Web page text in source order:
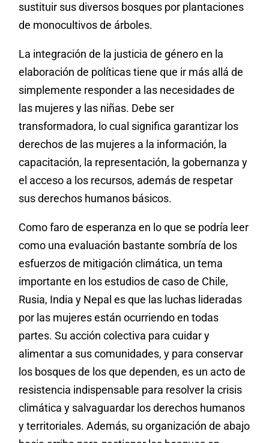
sustituir sus diversos bosques por plantaciones
de monocultivos de árboles.
La integración de la justicia de género en la
elaboración de políticas tiene que ir más allá de
simplemente responder a las necesidades de
las mujeres y las niñas. Debe ser
transformadora, lo cual significa garantizar los
derechos de las mujeres a la información, la
capacitación, la representación, la gobernanza y
el acceso a los recursos, además de respetar
sus derechos humanos básicos.
Como faro de esperanza en lo que se podría leer
como una evaluación bastante sombría de los
esfuerzos de mitigación climática, un tema
importante en los estudios de caso de Chile,
Rusia, India y Nepal es que las luchas lideradas
por las mujeres están ocurriendo en todas
partes. Su acción colectiva para cuidar y
alimentar a sus comunidades, y para conservar
los bosques de los que dependen, es un acto de
resistencia indispensable para resolver la crisis
climática y salvaguardar los derechos humanos
y territoriales. Además, su organización de abajo